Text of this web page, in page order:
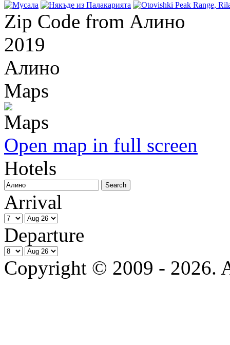
Zip Code from Алино
2019
Алино
Maps
Open map in full screen
Hotels
Arrival
Departure
Copyright © 2009 - 2026.